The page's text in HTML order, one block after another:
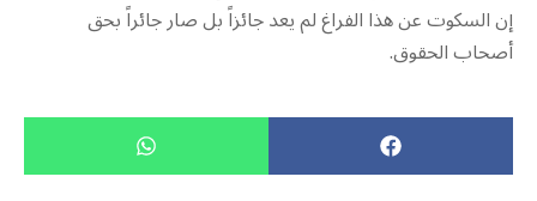
إن السكوت عن هذا الفراغ لم يعد جائزاً بل صار جائراً بحق
أصحاب الحقوق.